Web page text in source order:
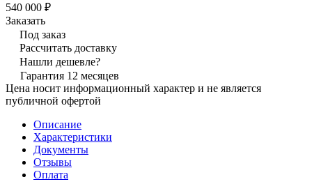
540 000 ₽
Заказать
Под заказ
Рассчитать доставку
Нашли дешевле?
Гарантия 12 месяцев
Цена носит информационный характер и не является
публичной офертой
Описание
Характеристики
Документы
Отзывы
Оплата